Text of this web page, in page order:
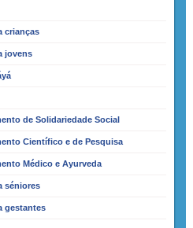
crianças
jovens
de Solidariedade Social
Científico e de Pesquisa
Médico e Ayurveda
séniores
gestantes